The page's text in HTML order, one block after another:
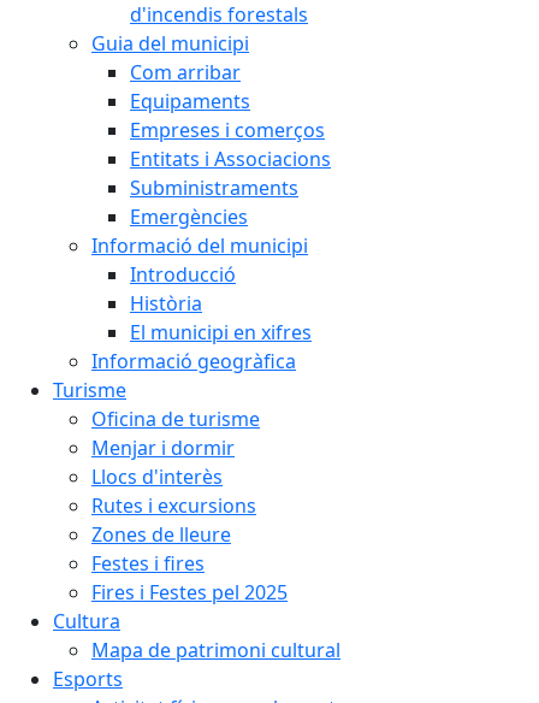
d'incendis forestals
Guia del municipi
Com arribar
Equipaments
Empreses i comerços
Entitats i Associacions
Subministraments
Emergències
Informació del municipi
Introducció
Història
El municipi en xifres
Informació geogràfica
Turisme
Oficina de turisme
Menjar i dormir
Llocs d'interès
Rutes i excursions
Zones de lleure
Festes i fires
Fires i Festes pel 2025
Cultura
Mapa de patrimoni cultural
Esports